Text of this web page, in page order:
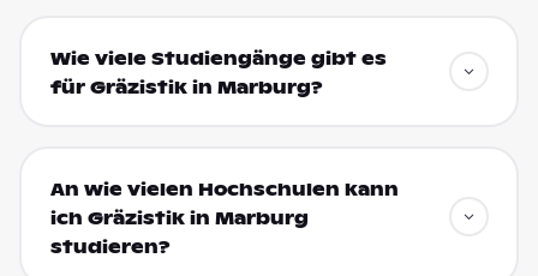
Wie viele Studiengänge gibt es
für Gräzistik in Marburg?
An wie vielen Hochschulen kann
ich Gräzistik in Marburg
studieren?